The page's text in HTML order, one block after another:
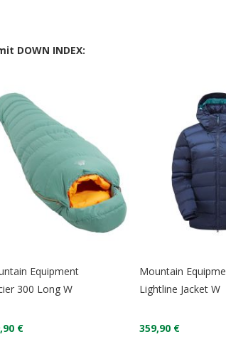
DOWN INDEX:
Equipment
300 Long W
€
Mountain
Lightline Jacket W
359,90 €